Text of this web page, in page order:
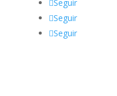
Seguir
Seguir
Seguir